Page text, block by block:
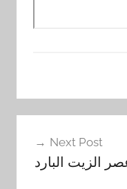
Next Post
الزيت البارد